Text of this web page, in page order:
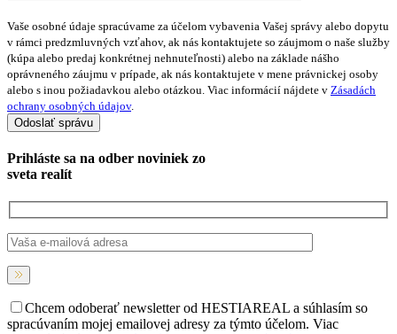
Vaše osobné údaje spracúvame za účelom vybavenia Vašej správy alebo dopytu
v rámci predzmluvných vzťahov, ak nás kontaktujete so záujmom o naše služby
(kúpa alebo predaj konkrétnej nehnuteľnosti) alebo na základe nášho
oprávneného záujmu v prípade, ak nás kontaktujete v mene právnickej osoby
alebo s inou požiadavkou alebo otázkou. Viac informácií nájdete v Zásadách
ochrany osobných údajov.
Prihláste sa na odber noviniek zo
sveta realít
Chcem odoberať newsletter od HESTIAREAL a súhlasím so
spracúvaním mojej emailovej adresy za týmto účelom. Viac